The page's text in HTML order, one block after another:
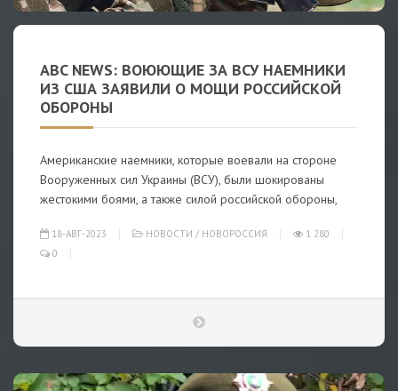
ABC NEWS: ВОЮЮЩИЕ ЗА ВСУ НАЕМНИКИ
ИЗ США ЗАЯВИЛИ О МОЩИ РОССИЙСКОЙ
ОБОРОНЫ
Американские наемники, которые воевали на стороне
Вооруженных сил Украины (ВСУ), были шокированы
жестокими боями, а также силой российской обороны,
18-АВГ-2023 НОВОСТИ / НОВОРОССИЯ
1 280
0